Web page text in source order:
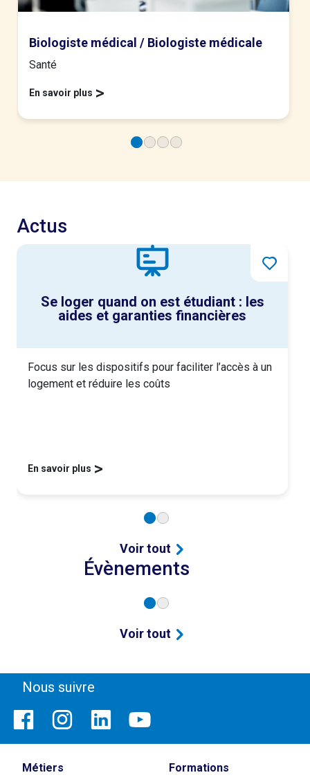
Biologiste médical / Biologiste médicale
Santé
En savoir plus >
Actus
Se loger quand on est étudiant : les
aides et garanties financières
Focus sur les dispositifs pour faciliter l’accès à un
logement et réduire les coûts
En savoir plus >
Voir tout
Évènements
Voir tout
Nous suivre
Métiers
Formations